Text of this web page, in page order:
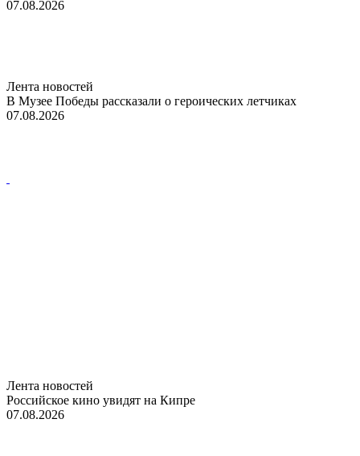
07.08.2026
Лента новостей
В Музее Победы рассказали о героических летчиках
07.08.2026
Лента новостей
Российское кино увидят на Кипре
07.08.2026